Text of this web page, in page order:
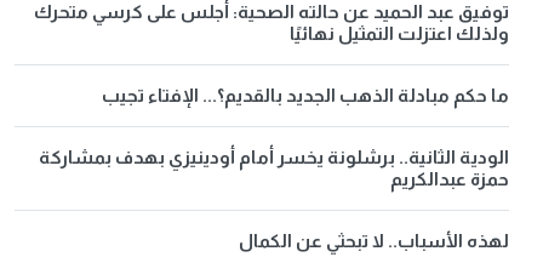
توفيق عبد الحميد عن حالته الصحية: أجلس على كرسي متحرك
ولذلك اعتزلت التمثيل نهائيًا
ما حكم مبادلة الذهب الجديد بالقديم؟... الإفتاء تجيب
الودية الثانية.. برشلونة يخسر أمام أودينيزي بهدف بمشاركة
حمزة عبدالكريم
لهذه الأسباب.. لا تبحثي عن الكمال